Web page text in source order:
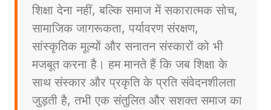
शिक्षा देना नहीं, बल्कि समाज में सकारात्मक सोच,
सामाजिक जागरूकता, पर्यावरण संरक्षण,
सांस्कृतिक मूल्यों और सनातन संस्कारों को भी
मजबूत करना है। हम मानते हैं कि जब शिक्षा के
साथ संस्कार और प्रकृति के प्रति संवेदनशीलता
जुड़ती है, तभी एक संतुलित और सशक्त समाज का